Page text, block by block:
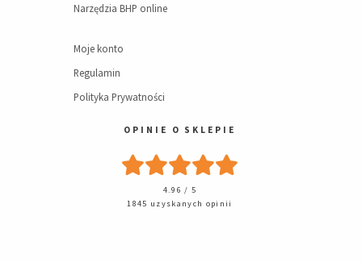
Narzędzia BHP online
Moje konto
Regulamin
Polityka Prywatności
OPINIE O SKLEPIE
4.96 / 5
1845 uzyskanych opinii